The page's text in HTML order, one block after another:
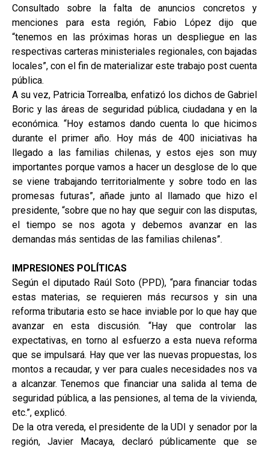
Consultado sobre la falta de anuncios concretos y
menciones para esta región, Fabio López dijo que
“tenemos en las próximas horas un despliegue en las
respectivas carteras ministeriales regionales, con bajadas
locales”, con el fin de materializar este trabajo post cuenta
pública.
A su vez, Patricia Torrealba, enfatizó los dichos de Gabriel
Boric y las áreas de seguridad pública, ciudadana y en la
económica. “Hoy estamos dando cuenta lo que hicimos
durante el primer año. Hoy más de 400 iniciativas ha
llegado a las familias chilenas, y estos ejes son muy
importantes porque vamos a hacer un desglose de lo que
se viene trabajando territorialmente y sobre todo en las
promesas futuras”, añade junto al llamado que hizo el
presidente, “sobre que no hay que seguir con las disputas,
el tiempo se nos agota y debemos avanzar en las
demandas más sentidas de las familias chilenas”.
IMPRESIONES POLÍTICAS
Según el diputado Raúl Soto (PPD), “para financiar todas
estas materias, se requieren más recursos y sin una
reforma tributaria esto se hace inviable por lo que hay que
avanzar en esta discusión. “Hay que controlar las
expectativas, en torno al esfuerzo a esta nueva reforma
que se impulsará. Hay que ver las nuevas propuestas, los
montos a recaudar, y ver para cuales necesidades nos va
a alcanzar. Tenemos que financiar una salida al tema de
seguridad pública, a las pensiones, al tema de la vivienda,
etc.”, explicó.
De la otra vereda, el presidente de la UDI y senador por la
región, Javier Macaya, declaró públicamente que se